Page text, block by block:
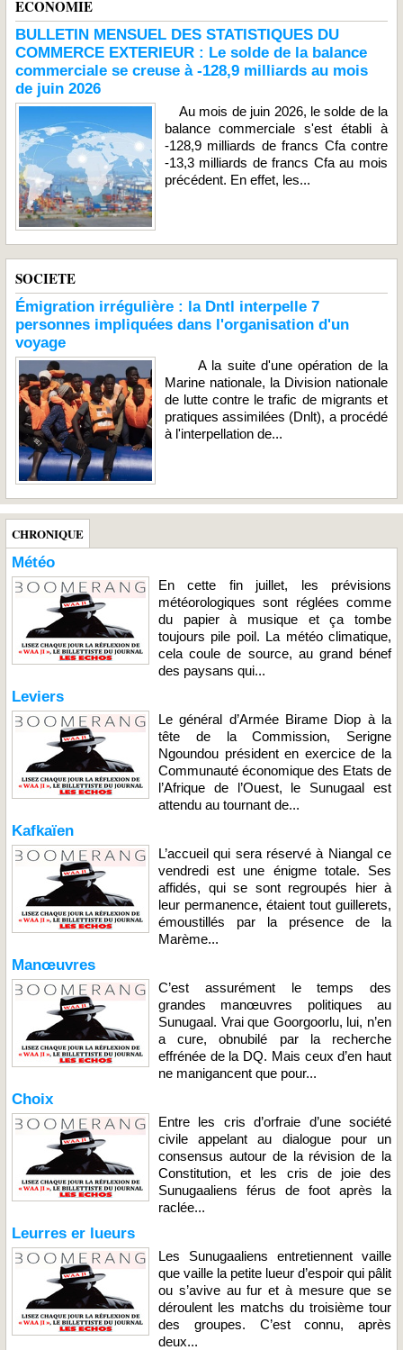
ECONOMIE
BULLETIN MENSUEL DES STATISTIQUES DU
COMMERCE EXTERIEUR : Le solde de la balance
commerciale se creuse à -128,9 milliards au mois
de juin 2026
Au mois de juin 2026, le solde de la
balance commerciale s'est établi à
-128,9 milliards de francs Cfa contre
-13,3 milliards de francs Cfa au mois
précédent. En effet, les...
SOCIETE
Émigration irrégulière : la Dntl interpelle 7
personnes impliquées dans l'organisation d'un
voyage
A la suite d'une opération de la
Marine nationale, la Division nationale
de lutte contre le trafic de migrants et
pratiques assimilées (Dnlt), a procédé
à l'interpellation de...
CHRONIQUE
Météo
En cette fin juillet, les prévisions
météorologiques sont réglées comme
du papier à musique et ça tombe
toujours pile poil. La météo climatique,
cela coule de source, au grand bénef
des paysans qui...
Leviers
Le général d’Armée Birame Diop à la
tête de la Commission, Serigne
Ngoundou président en exercice de la
Communauté économique des Etats de
l’Afrique de l’Ouest, le Sunugaal est
attendu au tournant de...
Kafkaïen
L’accueil qui sera réservé à Niangal ce
vendredi est une énigme totale. Ses
affidés, qui se sont regroupés hier à
leur permanence, étaient tout guillerets,
émoustillés par la présence de la
Marème...
Manœuvres
C’est assurément le temps des
grandes manœuvres politiques au
Sunugaal. Vrai que Goorgoorlu, lui, n’en
a cure, obnubilé par la recherche
effrénée de la DQ. Mais ceux d’en haut
ne manigancent que pour...
Choix
Entre les cris d’orfraie d’une société
civile appelant au dialogue pour un
consensus autour de la révision de la
Constitution, et les cris de joie des
Sunugaaliens férus de foot après la
raclée...
Leurres er lueurs
Les Sunugaaliens entretiennent vaille
que vaille la petite lueur d’espoir qui pâlit
ou s’avive au fur et à mesure que se
déroulent les matchs du troisième tour
des groupes. C’est connu, après
deux...